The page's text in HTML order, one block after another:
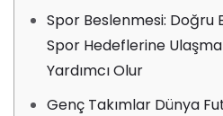
Spor Beslenmesi: Doğru
Spor Hedeflerine
Yardımcı Olur
Genç Takımlar Dünya